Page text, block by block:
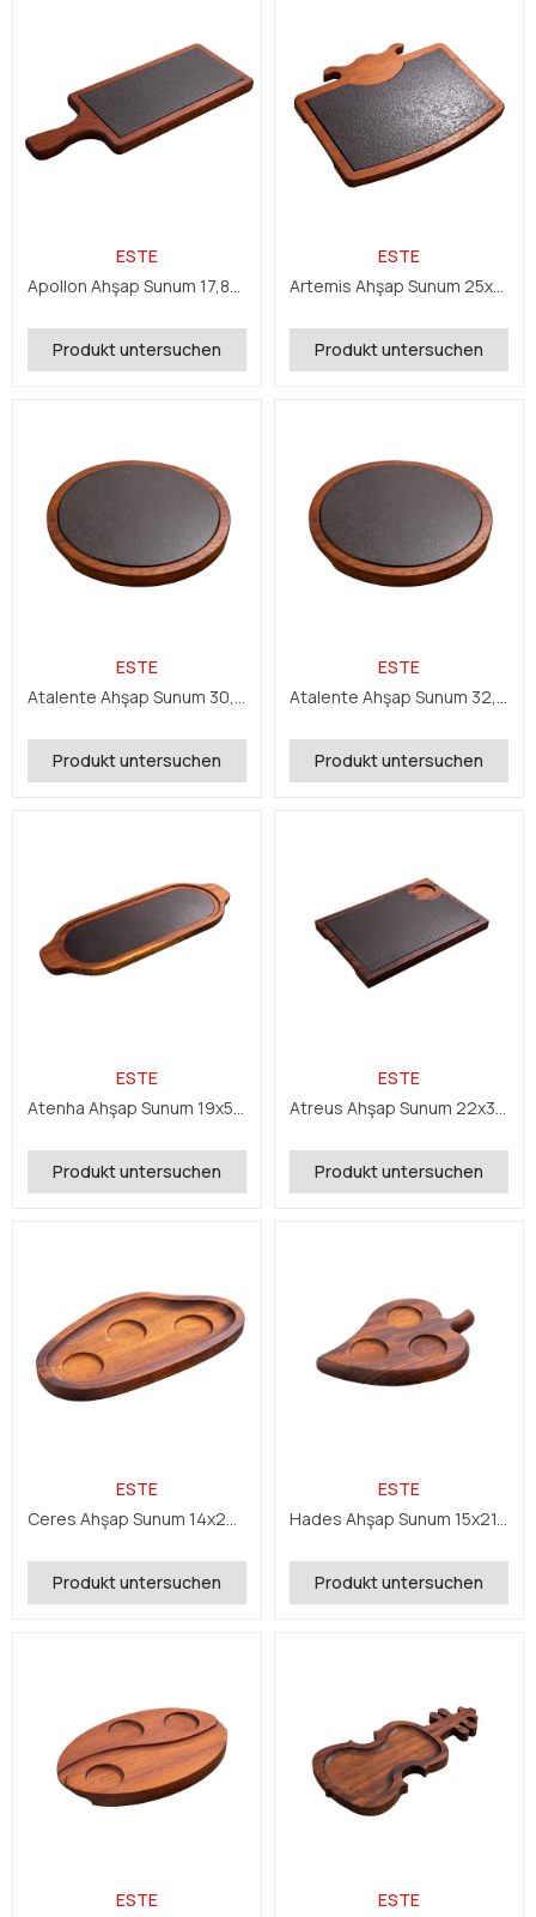
ESTE
Apollon Ahşap Sunum 17,8x44x2,4 cm
Produkt untersuchen
ESTE
Artemis Ahşap Sunum 25x32,5x2,4 cm
Produkt untersuchen
ESTE
Atalente Ahşap Sunum 30,5 cm
Produkt untersuchen
ESTE
Atalente Ahşap Sunum 32,5 cm
Produkt untersuchen
ESTE
Atenha Ahşap Sunum 19x50x2,4 cm
Produkt untersuchen
ESTE
Atreus Ahşap Sunum 22x32x2,4 cm
Produkt untersuchen
ESTE
Ceres Ahşap Sunum 14x26x2,4 cm
Produkt untersuchen
ESTE
Hades Ahşap Sunum 15x21,5x2,4 cm
Produkt untersuchen
ESTE
ESTE